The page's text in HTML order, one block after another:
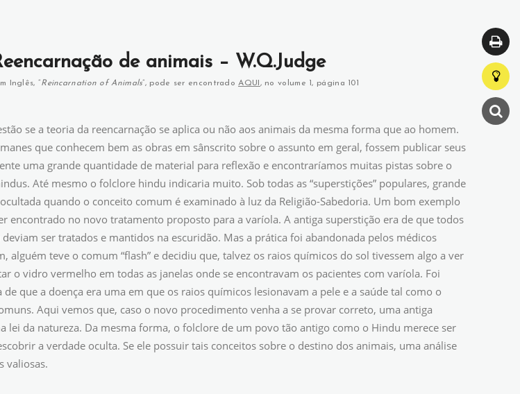
de animais – W.Q.Judge
Inglês, “Reincarnation of Animals”, pode ser encontradoAQUI , no volume 1, página 101
se a teoria da reencarnação se aplica ou não aos animais da mesma forma que ao homem.
que conhecem bem as obras em sânscrito sobre o assunto em geral, fossem publicar seus
uma grande quantidade de material para reflexão e encontraríamos muitas pistas sobre o
Até mesmo o folclore hindu indicaria muito. Sob todas as “superstições” populares, grande
quando o conceito comum é examinado à luz da Religião-Sabedoria. Um bom exemplo
encontrado no novo tratamento proposto para a varíola. A antiga superstição era de que todos
ser tratados e mantidos na escuridão. Mas a prática foi abandonada pelos médicos
alguém teve o comum “flash” e decidiu que, talvez os raios químicos do sol tivessem algo a ver
o vidro vermelho em todas as janelas onde se encontravam os pacientes com varíola. Foi
que a doença era uma em que os raios químicos lesionavam a pele e a saúde tal como o
Aqui vemos que, caso o novo procedimento venha a se provar correto, uma antiga
lei da natureza. Da mesma forma, o folclore de um povo tão antigo como o Hindu merece ser
a verdade oculta. Se ele possuir tais conceitos sobre o destino dos animais, uma análise
valiosas.